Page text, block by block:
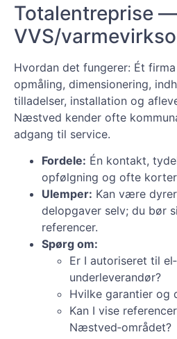
Totalentreprise
VVS/
Hvordan det fungerer: Ét
opmåling, dimensionering,
tilladelser, installation og
Næstved kender ofte
adgang til service.
Fordele: Én kontakt,
opfølgning og ofte
Ulemper: Kan være
delopgaver selv; du bør
referencer.
Spørg om:
Er I autoriseret til
underleverandør?
Hvilke garantier og
Kan I vise
Næstved‑området?